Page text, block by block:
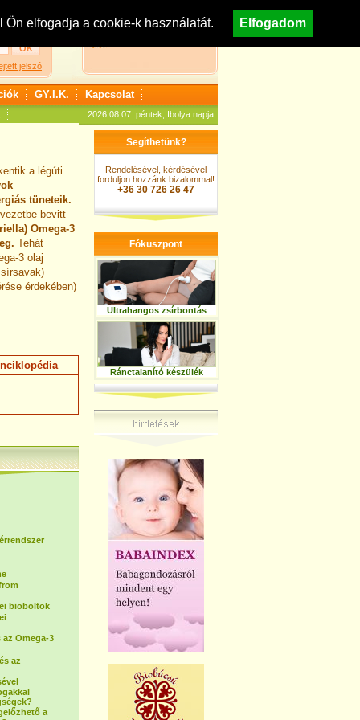
elfogadja a cookie-k használatát. Elfogadom
jelszó
Nézzen körül áruházunkban!
GY.I.K. Kapcsolat
2026.08.07. péntek, Ibolya napja
a légúti
tüneteik.
bevitt
Omega-3
Tehát
3 olaj
érdekében)
bioboltok
Omega-3
az
a
Segíthetünk?
Rendelésével, kérdésével
forduljon hozzánk bizalommal!
+36 30 726 26 47
Fókuszpont
Ultrahangos zsírbontás
Ránctalanító készülék